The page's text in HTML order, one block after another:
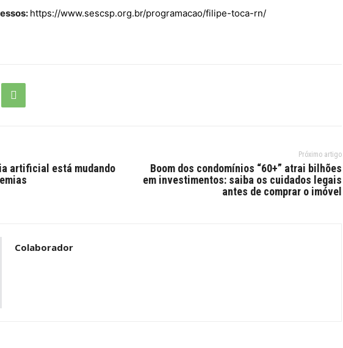
https://www.sescsp.org.br/programacao/filipe-toca-rn/
artificial está mudando
Próximo artigo
Boom dos condomínios “60+” atrai bilhões
em investimentos: saiba os cuidados legais
antes de comprar o imóvel
Colaborador